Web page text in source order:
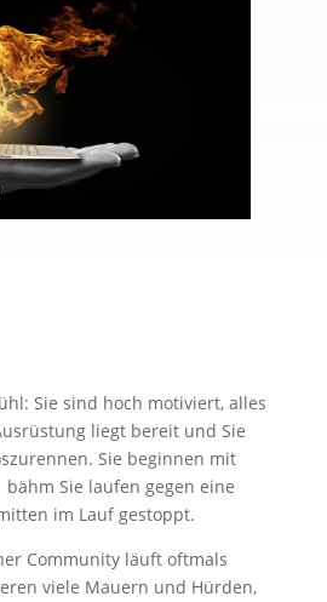
Sie sind hoch motiviert, alles
liegt bereit und Sie
Sie beginnen mit
Sie laufen gegen eine
im Lauf gestoppt.
Community läuft oftmals
viele Mauern und Hürden,